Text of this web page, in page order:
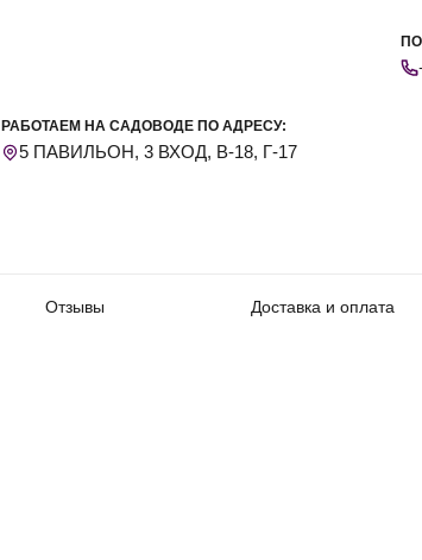
РАБОТАЕМ НА САДОВОДЕ ПО АДРЕСУ:
5 ПАВИЛЬОН, 3 ВХОД, В-18, Г-17
Отзывы Доставка и оплата